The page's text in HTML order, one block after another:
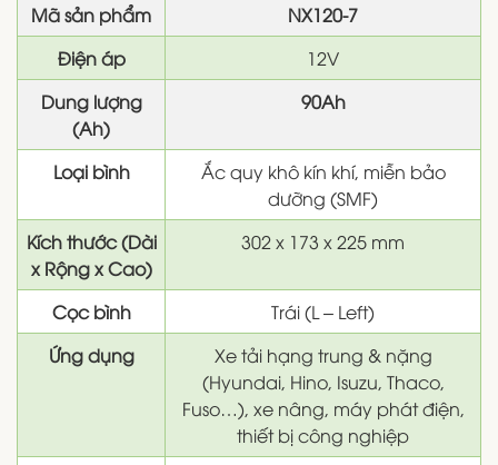
Mã sản phẩm
NX120-7
Điện áp
12V
Dung lượng
(Ah)
90Ah
Loại bình
Ắc quy khô kín khí, miễn bảo
dưỡng (SMF)
Kích thước (Dài
x Rộng x Cao)
302 x 173 x 225 mm
Cọc bình
Trái (L – Left)
Ứng dụng
Xe tải hạng trung & nặng
(Hyundai, Hino, Isuzu, Thaco,
Fuso…), xe nâng, máy phát điện,
thiết bị công nghiệp